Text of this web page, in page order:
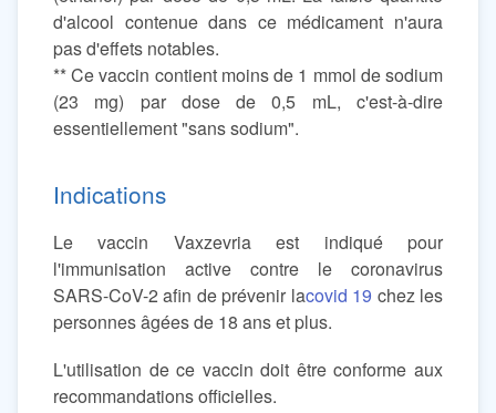
d'alcool contenue dans ce médicament n'aura
pas d'effets notables.
** Ce vaccin contient moins de 1 mmol de sodium
(23 mg) par dose de 0,5 mL, c'est-à-dire
essentiellement "sans sodium".
Indications
Le vaccin Vaxzevria est indiqué pour
l'immunisation active contre le coronavirus
SARS-CoV-2 afin de prévenir lacovid 19 chez les
personnes âgées de 18 ans et plus.
L'utilisation de ce vaccin doit être conforme aux
recommandations officielles.